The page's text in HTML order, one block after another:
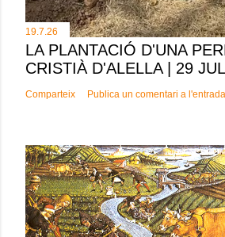
19.7.26
LA PLANTACIÓ D'UNA
CRISTIÀ D'ALELLA | 29
Comparteix Publica un comentari a l'entrada